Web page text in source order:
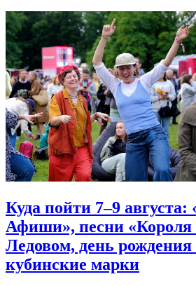
Куда пойти 7–9
Афиши», песни
Ледовом, день
кубинские марки